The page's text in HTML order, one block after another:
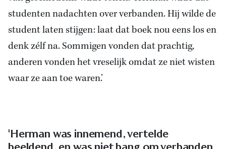
studenten nadachten over verbanden. Hij wilde de
student laten stijgen: laat dat boek nou eens los en
denk zélf na. Sommigen vonden dat prachtig,
anderen vonden het vreselijk omdat ze niet wisten
waar ze aan toe waren.’
'Herman was innemend, vertelde